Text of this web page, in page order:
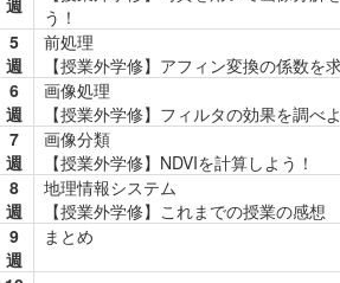
週
う！
5
週
前処理
【授業外学修】アフィン変換の係数を
6
週
画像処理
【授業外学修】フィルタの効果を調べ
7
週
画像分類
【授業外学修】NDVIを計算しよう！
8
週
地理情報システム
【授業外学修】これまでの授業の感想
9
週
まとめ